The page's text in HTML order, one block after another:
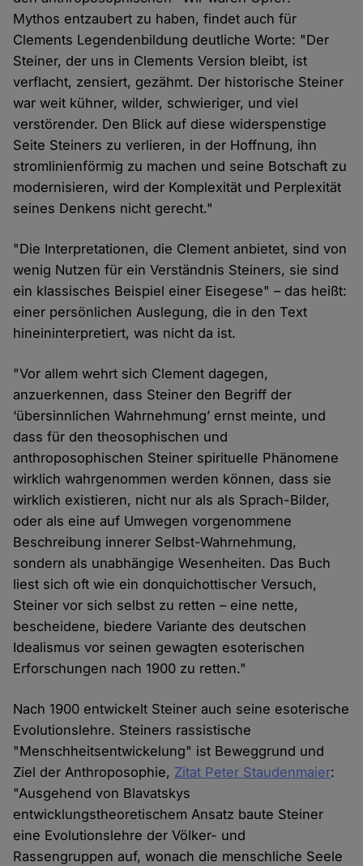
Mythos entzaubert zu haben, findet auch für
Clements Legendenbildung deutliche Worte: "Der
Steiner, der uns in Clements Version bleibt, ist
verflacht, zensiert, gezähmt. Der historische Steiner
war weit kühner, wilder, schwieriger, und viel
verstörender. Den Blick auf diese widerspenstige
Seite Steiners zu verlieren, in der Hoffnung, ihn
stromlinienförmig zu machen und seine Botschaft zu
modernisieren, wird der Komplexität und Perplexität
seines Denkens nicht gerecht."
"Die Interpretationen, die Clement anbietet, sind von
wenig Nutzen für ein Verständnis Steiners, sie sind
ein klassisches Beispiel einer Eisegese" – das heißt:
einer persönlichen Auslegung, die in den Text
hineininterpretiert, was nicht da ist.
"Vor allem wehrt sich Clement dagegen,
anzuerkennen, dass Steiner den Begriff der
‘übersinnlichen Wahrnehmung’ ernst meinte, und
dass für den theosophischen und
anthroposophischen Steiner spirituelle Phänomene
wirklich wahrgenommen werden können, dass sie
wirklich existieren, nicht nur als als Sprach-Bilder,
oder als eine auf Umwegen vorgenommene
Beschreibung innerer Selbst-Wahrnehmung,
sondern als unabhängige Wesenheiten. Das Buch
liest sich oft wie ein donquichottischer Versuch,
Steiner vor sich selbst zu retten – eine nette,
bescheidene, biedere Variante des deutschen
Idealismus vor seinen gewagten esoterischen
Erforschungen nach 1900 zu retten."
Nach 1900 entwickelt Steiner auch seine esoterische
Evolutionslehre. Steiners rassistische
"Menschheitsentwickelung" ist Beweggrund und
Ziel der Anthroposophie, Zitat Peter Staudenmaier:
"Ausgehend von Blavatskys
entwicklungstheoretischem Ansatz baute Steiner
eine Evolutionslehre der Völker- und
Rassengruppen auf, wonach die menschliche Seele